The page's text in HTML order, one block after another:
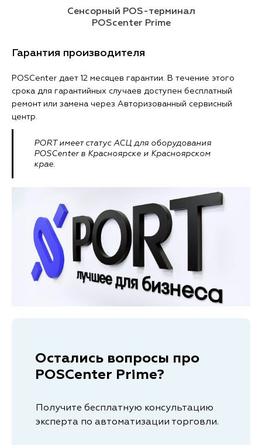
Сенсорный POS-терминал
POScenter Prime
Гарантия производителя
POSCenter дает 12 месяцев гарантии. В течение этого
срока для гарантийных случаев доступен бесплатный
ремонт или замена через Авторизованный сервисный
центр.
PORT имеет статус АСЦ для оборудования
POSCenter в Красноярске и Красноярском
крае.
Остались вопросы про
POSCenter Prime?
Получите бесплатную консультацию
эксперта по автоматизации торговли.